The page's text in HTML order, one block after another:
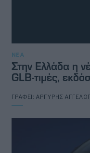
ΝΕΑ
Στην Ελλάδα η
GLB-τιμές,
ΓΡΑΦΕΙ: ΑΡΓΥΡΗΣ